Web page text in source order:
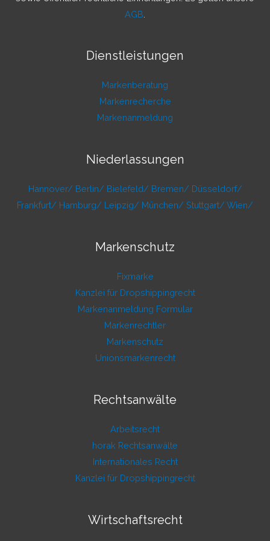
AGB
Dienstleistungen
Markenberatung
Markenrecherche
Markenanmeldung
Niederlassungen
Hannover/ Berlin/ Bielefeld/ Bremen/ Düsseldorf/
Frankfurt/ Hamburg/ Leipzig/ München/ Stuttgart/ Wien/
Markenschutz
Fixmarke
Kanzlei für Dropshippingrecht
Markenanmeldung Formular
Markenrechtler
Markenschutz
Unionsmarkenrecht
Rechtsanwälte
Arbeitsrecht
horak Rechtsanwälte
Internationales Recht
Kanzlei für Dropshippingrecht
Wirtschaftsrecht